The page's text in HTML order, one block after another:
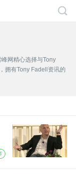
网精心选择与Tony
拥有Tony Fadell资讯的